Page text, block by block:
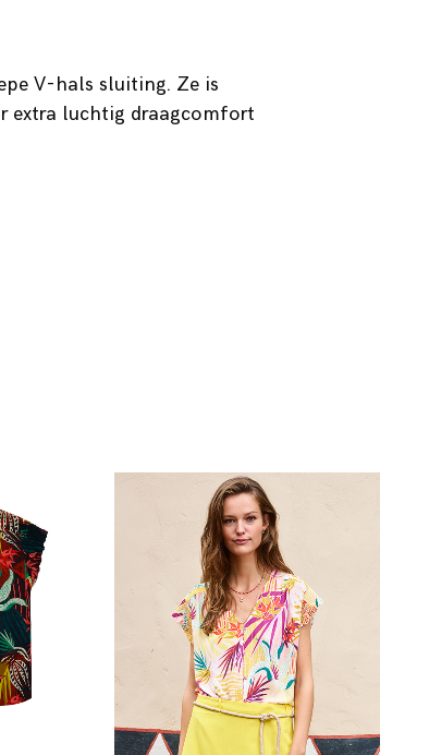
V-hals sluiting. Ze is
extra luchtig draagcomfort